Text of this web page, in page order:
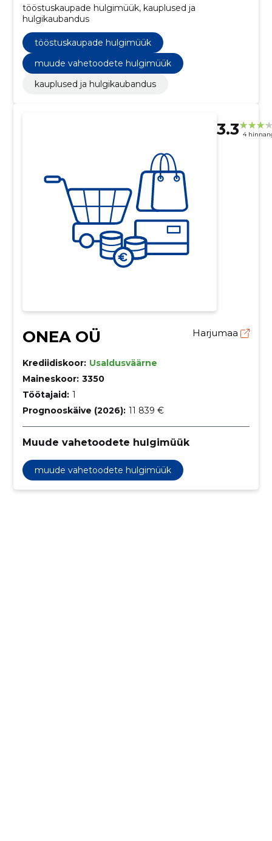
tööstuskaupade hulgimüük, kauplused ja
hulgikaubandus
tööstuskaupade hulgimüük
muude vahetoodete hulgimüük
kauplused ja hulgikaubandus
3.3 4
ONEA OÜ Harjumaa
Krediidiskoor: Usaldusväärne
Maineskoor: 3350
Töötajaid: 1
Prognooskäive (2026): 11 839 €
Muude vahetoodete hulgimüük
muude vahetoodete hulgimüük